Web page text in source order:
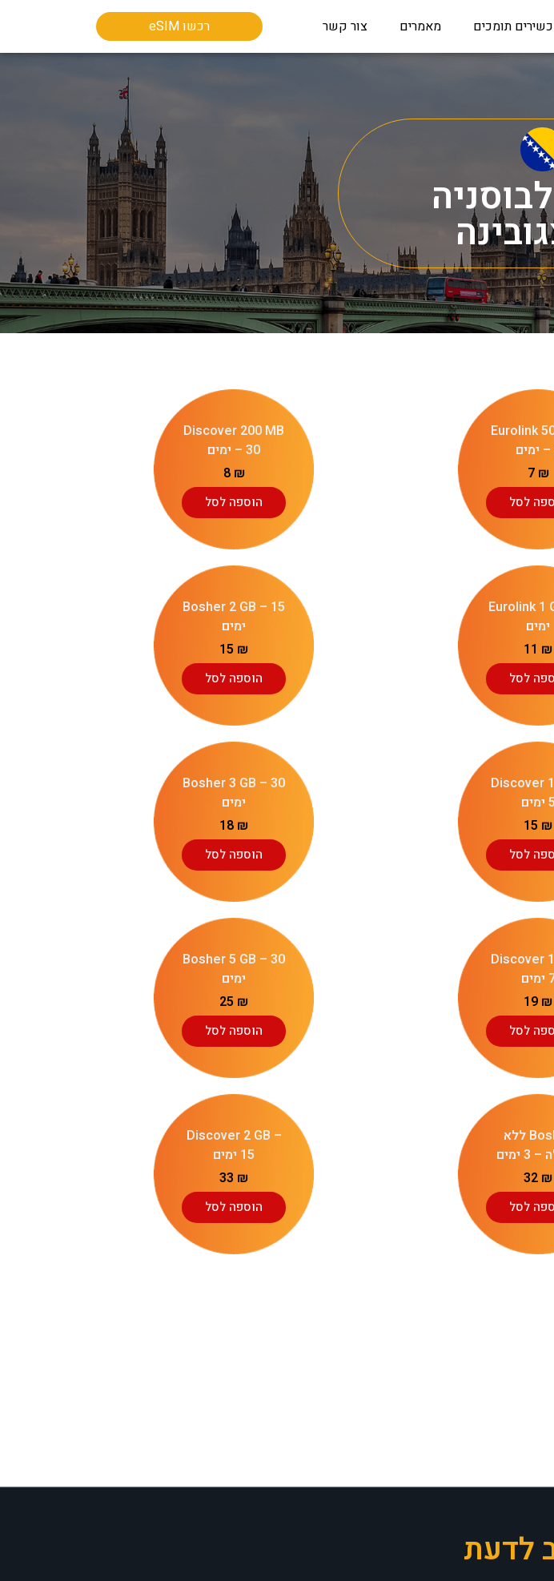
מאמרים צור קשר רכשו eSIM
eSIM לבוסניה
Eurolink
7 ₪
לסל
Discover 200 MB
– 30 ימים
8 ₪
הוספה לסל
Eurolink 1
ימים
11 ₪
לסל
Bosher 2 GB – 15
ימים
15 ₪
הוספה לסל
Discover
5 ימים
15 ₪
לסל
Bosher 3 GB – 30
ימים
18 ₪
הוספה לסל
Discover
19 ₪
לסל
Bosher 5 GB – 30
ימים
25 ₪
הוספה לסל
Bosher ללא
ימים
32 ₪
לסל
Discover 2 GB –
15 ימים
33 ₪
הוספה לסל
לדעת